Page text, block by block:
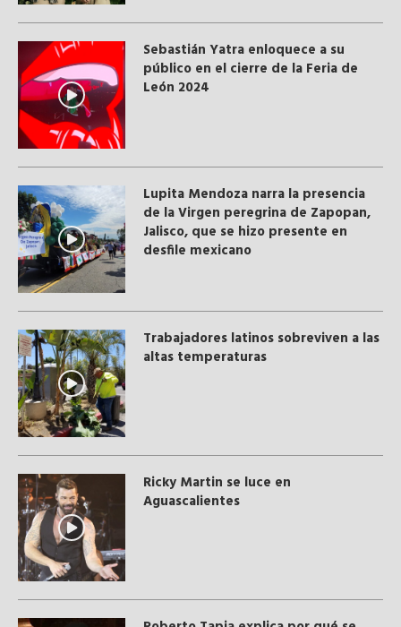
Sebastián Yatra enloquece a su
público en el cierre de la Feria de
León 2024
Lupita Mendoza narra la presencia
de la Virgen peregrina de Zapopan,
Jalisco, que se hizo presente en
desfile mexicano
Trabajadores latinos sobreviven a las
altas temperaturas
Ricky Martin se luce en
Aguascalientes